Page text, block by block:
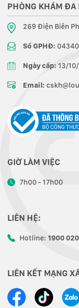
PHÒNG KHÁM ĐA
269 Điện Biên
Số GPHĐ:
Ngày cấp: 13/
Email:
GIỜ LÀM VIỆC
7h00 - 17h00
LIÊN HỆ:
Hotline: 1900
LIÊN KẾT MẠNG